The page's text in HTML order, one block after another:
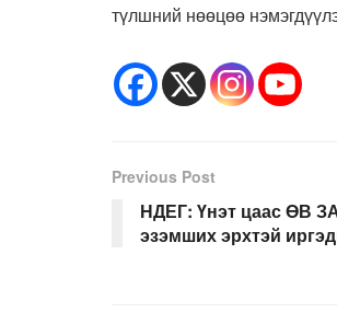
түлшний нөөцөө
Previous Post
НДЕГ: Үнэт цаас ӨВ
эзэмших эрхтэй